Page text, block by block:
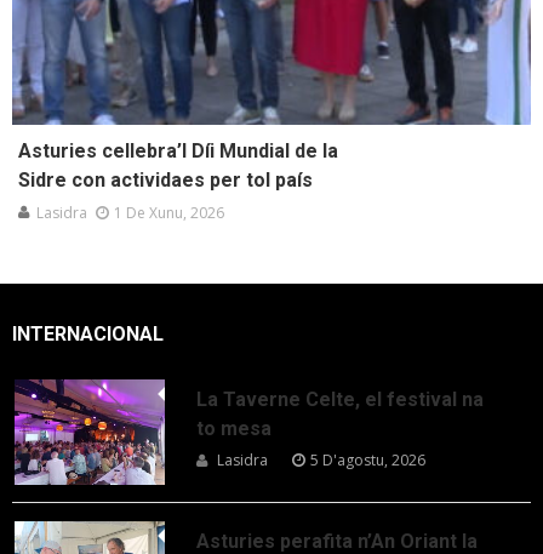
Asturies cellebra’l Díi Mundial de la
Sidre con actividaes per tol país
Lasidra 1 De Xunu, 2026
INTERNACIONAL
La Taverne Celte, el festival na
to mesa
Lasidra 5 D'agostu, 2026
Asturies perafita n’An Oriant la